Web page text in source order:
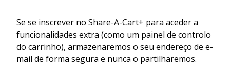
Se se inscrever no Share-A-Cart+ para aceder a
funcionalidades extra (como um painel de controlo
do carrinho), armazenaremos o seu endereço de e-
mail de forma segura e nunca o partilharemos.